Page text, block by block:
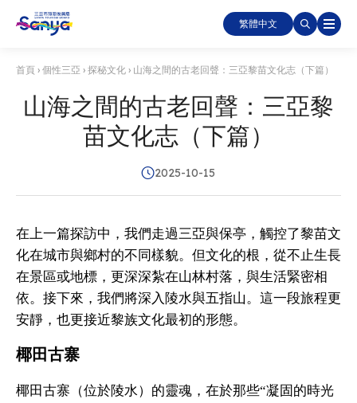
繁體中文
首頁 › 個性三亞 › 探秘文化 › 山海之間的古老回聲：三亞黎苗文化志（下篇）
山海之間的古老回聲：三亞黎
苗文化志（下篇）
2025-10-15
在上一篇探訪中，我們走過三亞與保亭，觸控了黎苗文
化在城市與鄉村的不同樣貌。但文化的根，從不止生長
在景區或地標，更深深紮在山林村落，與生活緊密相
依。接下來，我們將深入陵水與五指山。這一段旅程更
安靜，也更接近黎族文化最初的形態。
椰田古寨
椰田古寨（位於陵水）的靈魂，在於那些“凝固的時光